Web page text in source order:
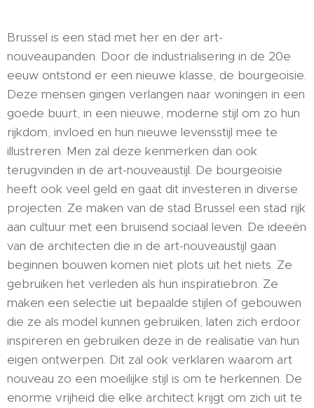
Brussel is een stad met her en der art-
nouveaupanden. Door de industrialisering in de 20e
eeuw ontstond er een nieuwe klasse, de bourgeoisie.
Deze mensen gingen verlangen naar woningen in een
goede buurt, in een nieuwe, moderne stijl om zo hun
rijkdom, invloed en hun nieuwe levensstijl mee te
illustreren. Men zal deze kenmerken dan ook
terugvinden in de art-nouveaustijl. De bourgeoisie
heeft ook veel geld en gaat dit investeren in diverse
projecten. Ze maken van de stad Brussel een stad rijk
aan cultuur met een bruisend sociaal leven. De ideeën
van de architecten die in de art-nouveaustijl gaan
beginnen bouwen komen niet plots uit het niets. Ze
gebruiken het verleden als hun inspiratiebron. Ze
maken een selectie uit bepaalde stijlen of gebouwen
die ze als model kunnen gebruiken, laten zich erdoor
inspireren en gebruiken deze in de realisatie van hun
eigen ontwerpen. Dit zal ook verklaren waarom art
nouveau zo een moeilijke stijl is om te herkennen. De
enorme vrijheid die elke architect krijgt om zich uit te